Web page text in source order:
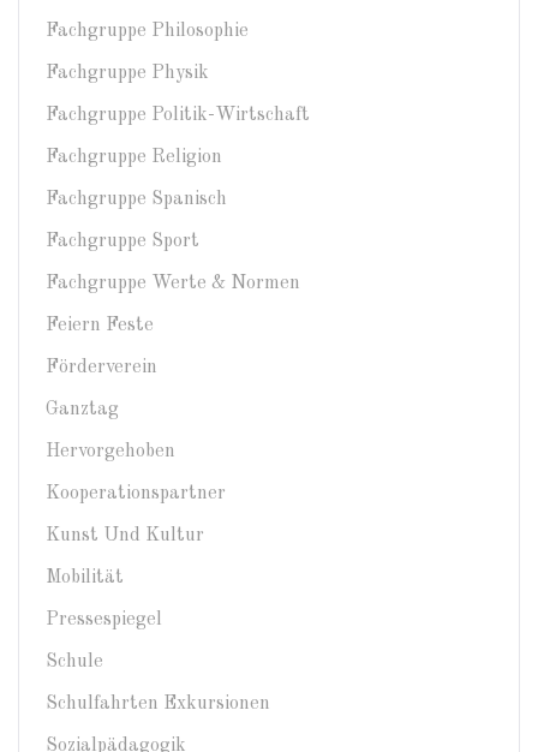
Fachgruppe Philosophie
Fachgruppe Physik
Fachgruppe Politik-Wirtschaft
Fachgruppe Religion
Fachgruppe Spanisch
Fachgruppe Sport
Fachgruppe Werte & Normen
Feiern Feste
Förderverein
Ganztag
Hervorgehoben
Kooperationspartner
Kunst Und Kultur
Mobilität
Pressespiegel
Schule
Schulfahrten Exkursionen
Sozialpädagogik